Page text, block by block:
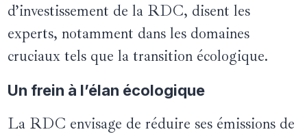
d’investissement de la RDC, disent les
experts, notamment dans les domaines
cruciaux tels que la transition écologique.
Un frein à l’élan écologique
La RDC envisage de réduire ses émissions de